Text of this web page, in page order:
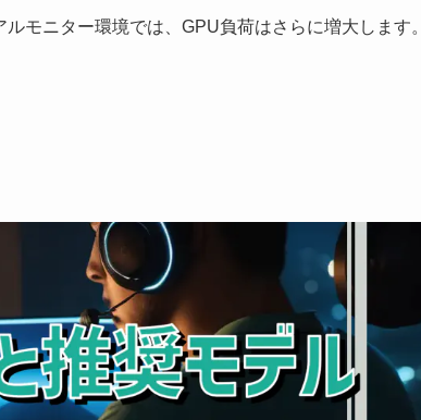
モニター環境では、GPU負荷はさらに増大します。